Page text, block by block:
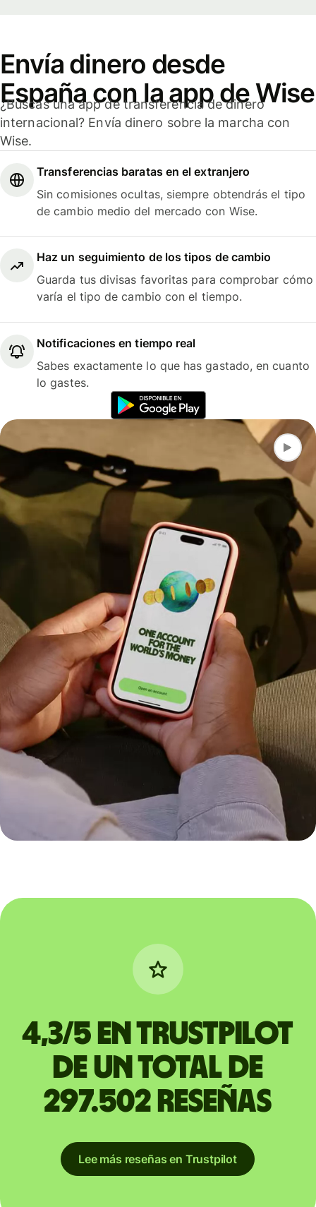
Envía dinero desde
España con la app de Wise
¿Buscas una app de transferencia de dinero
internacional? Envía dinero sobre la marcha con
Wise.
Transferencias baratas en el extranjero
Sin comisiones ocultas, siempre obtendrás el tipo
de cambio medio del mercado con Wise.
Haz un seguimiento de los tipos de cambio
Guarda tus divisas favoritas para comprobar cómo
varía el tipo de cambio con el tiempo.
Notificaciones en tiempo real
Sabes exactamente lo que has gastado, en cuanto
lo gastes.
4,3/5 en Trustpilot
de un total de
297.502 reseñas
Lee más reseñas en Trustpilot